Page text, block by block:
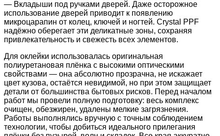
— Вкладыши под ручками дверей. Даже осторожное
использование дверей приводит к появлению
микроцарапин от колец, ключей и ногтей. Crystal PPF
надёжно оберегает эти деликатные зоны, сохраняя
привлекательность и свежесть всех элементов.
Для оклейки использовалась оригинальная
полиуретановая плёнка с высокими оптическими
свойствами — она абсолютно прозрачна, не искажает
цвет кузова, остаётся невидимой, но при этом защищает
детали от большинства бытовых рисков. Перед началом
работ мы провели полную подготовку: весь комплекс
очищен, обезжирен, удалены мелкие загрязнения.
Работы выполнялись вручную с точным соблюдением
технологии, чтобы добиться идеального прилегания